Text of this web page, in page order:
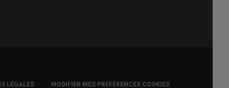
LÉGALES MODIFIER MES PRÉFÉRENCES COOKIES